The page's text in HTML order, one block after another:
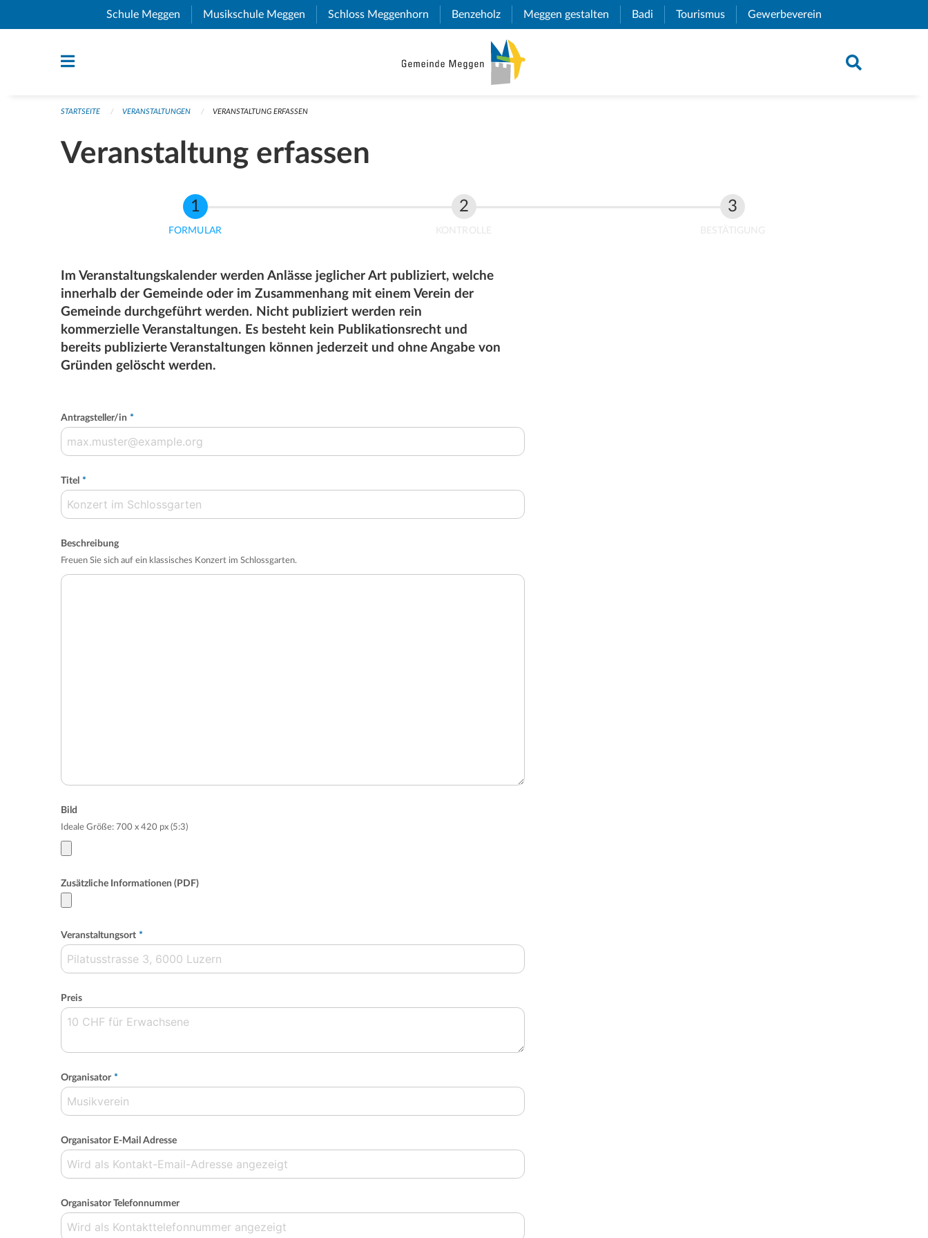
Navigation überspringen
Schule Meggen (External Link)
Musikschule Meggen (External Link)
Schloss Meggenhorn (External Link)
Benzeholz (External Link)
Meggen gestalten (External Link)
Badi (External Link)
Tourismus (External Link)
Gewerbeverein
STARTSEITE VERANSTALTUNGEN VERANSTALTUNG ERFASSEN
Veranstaltung erfassen
FORMULAR KONTROLLE BESTÄTIGUNG
Im Veranstaltungskalender werden Anlässe jeglicher Art publiziert, welche
innerhalb der Gemeinde oder im Zusammenhang mit einem Verein der
Gemeinde durchgeführt werden. Nicht publiziert werden rein
kommerzielle Veranstaltungen. Es besteht kein Publikationsrecht und
bereits publizierte Veranstaltungen können jederzeit und ohne Angabe von
Gründen gelöscht werden.
Antragsteller/in *
Titel *
Beschreibung
Freuen Sie sich auf ein klassisches Konzert im Schlossgarten.
Bild
Ideale Größe: 700 x 420 px (5:3)
Zusätzliche Informationen (PDF)
Veranstaltungsort *
Preis
Organisator *
Organisator E-Mail Adresse
Organisator Telefonnummer